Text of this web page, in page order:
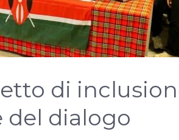
di
del dialogo